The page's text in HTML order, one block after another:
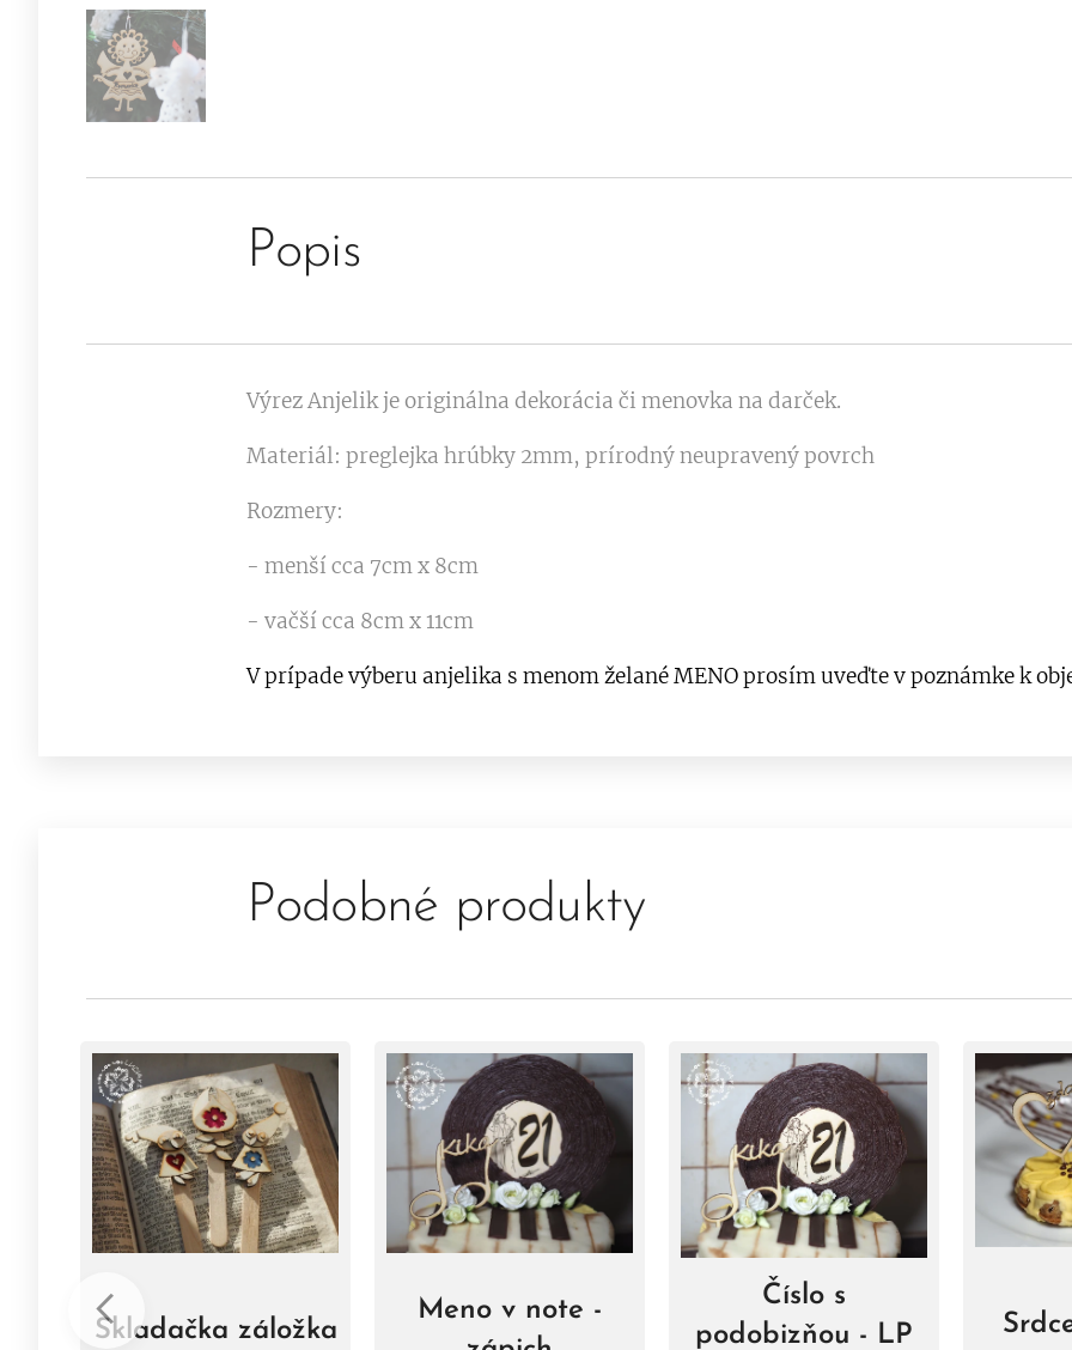
Popis
Výrez Anjelik je originálna dekorácia či menovka na darček.
Materiál: preglejka hrúbky 2mm, prírodný neupravený povrch
Rozmery:
- menší cca 7cm x 8cm
- vačší cca 8cm x 11cm
V prípade výberu anjelika s menom želané MENO prosím uveďte v poznámke k
Podobné produkty
Skladačka záložka
Meno v note -
Číslo s
podobizňou - LP